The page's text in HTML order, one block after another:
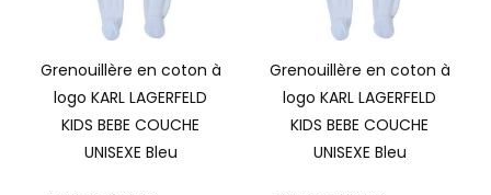
Grenouillère en coton à
logo KARL LAGERFELD
KIDS BEBE COUCHE
UNISEXE Bleu
Grenouillère en coton à
logo KARL LAGERFELD
KIDS BEBE COUCHE
UNISEXE Bleu